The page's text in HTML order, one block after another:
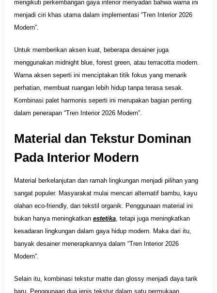
mengikuti perkembangan gaya interior menyadari bahwa warna ini
menjadi ciri khas utama dalam implementasi “Tren Interior 2026
Modern”.
Untuk memberikan aksen kuat, beberapa desainer juga
menggunakan midnight blue, forest green, atau terracotta modern.
Warna aksen seperti ini menciptakan titik fokus yang menarik
perhatian, membuat ruangan lebih hidup tanpa terasa sesak.
Kombinasi palet harmonis seperti ini merupakan bagian penting
dalam penerapan “Tren Interior 2026 Modern”.
Material dan Tekstur Dominan
Pada Interior Modern
Material berkelanjutan dan ramah lingkungan menjadi pilihan yang
sangat populer. Masyarakat mulai mencari alternatif bambu, kayu
olahan eco-friendly, dan tekstil organik. Penggunaan material ini
bukan hanya meningkatkan estetika, tetapi juga meningkatkan
kesadaran lingkungan dalam gaya hidup modern. Maka dari itu,
banyak desainer menerapkannya dalam “Tren Interior 2026
Modern”.
Selain itu, kombinasi tekstur matte dan glossy menjadi daya tarik
baru. Penggunaan dua jenis tekstur dalam satu permukaan